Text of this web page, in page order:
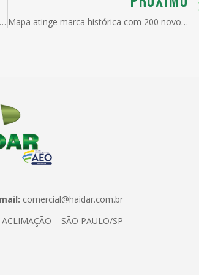
Aberturas de mercado em Angola, Austrália, Canadá e Tailândia Mapa atinge marca histórica com 200 novos mercados para o agro brasileiro em 20 meses
comercial@haidar.com.br
– SÃO PAULO/SP